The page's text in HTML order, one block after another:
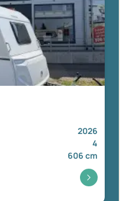
2026
4
606 cm